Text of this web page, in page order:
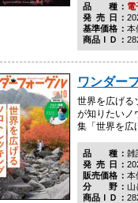
品種
電
発売日
基準価格
本
商品ＩＤ
ワンダー
世界を広げ
が知りたいノ
集「世界を広
品種
雑
発売日
販売価格
本
分野
山
商品ＩＤ